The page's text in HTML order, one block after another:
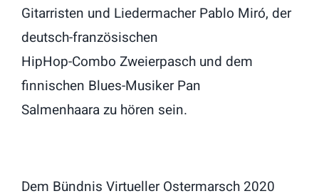
Gitarristen und Liedermacher Pablo Miró, der
deutsch-französischen
HipHop-Combo Zweierpasch und dem
finnischen Blues-Musiker Pan
Salmenhaara zu hören sein.
Dem Bündnis Virtueller Ostermarsch 2020